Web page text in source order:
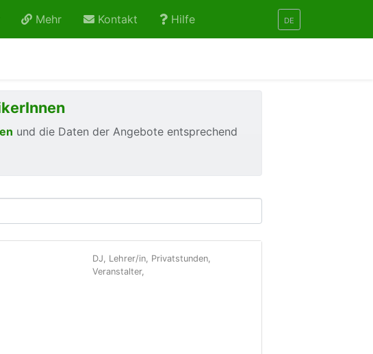
current
Mehr Kontakt Hilfe DE
und die Daten der Angebote entsprechend
DJ, Lehrer/in, Privatstunden,
Veranstalter,